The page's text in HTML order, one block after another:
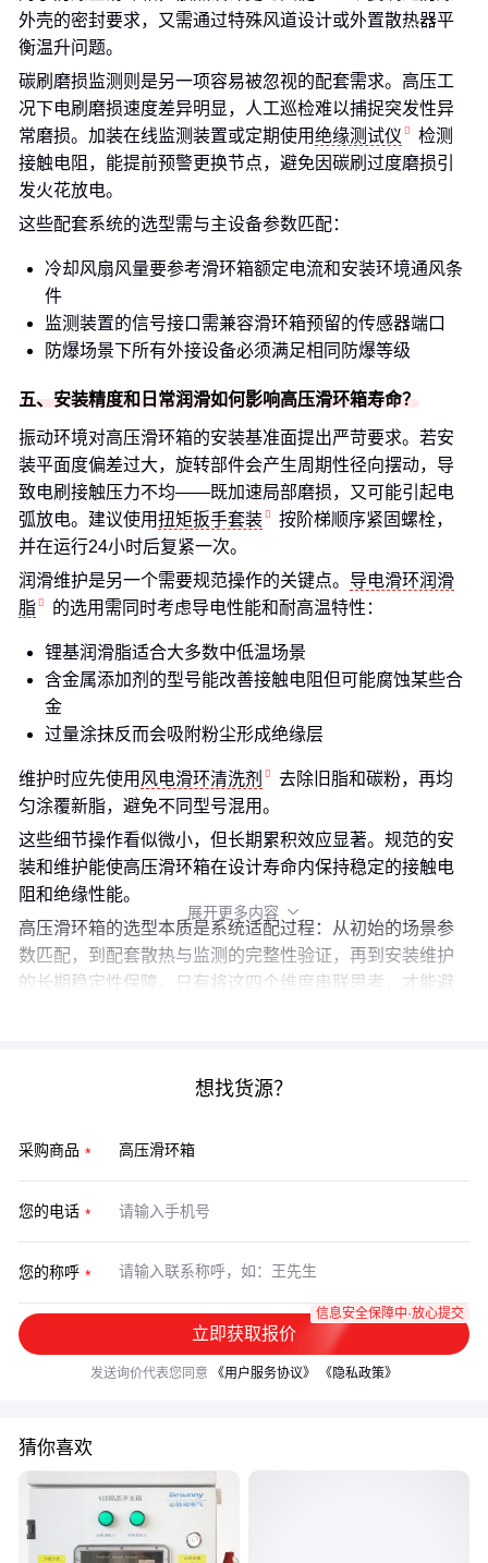
外壳的密封要求，又需通过特殊风道设计或外置散热器平
衡温升问题。
碳刷磨损监测则是另一项容易被忽视的配套需求。高压工
况下电刷磨损速度差异明显，人工巡检难以捕捉突发性异
常磨损。加装在线监测装置或定期使用绝缘测试仪
检测
接触电阻，能提前预警更换节点，避免因碳刷过度磨损引
发火花放电。
这些配套系统的选型需与主设备参数匹配：
冷却风扇风量要参考滑环箱额定电流和安装环境通风条
件
监测装置的信号接口需兼容滑环箱预留的传感器端口
防爆场景下所有外接设备必须满足相同防爆等级
五、安装精度和日常润滑如何影响高压滑环箱寿命？
振动环境对高压滑环箱的安装基准面提出严苛要求。若安
装平面度偏差过大，旋转部件会产生周期性径向摆动，导
致电刷接触压力不均——既加速局部磨损，又可能引起电
弧放电。建议使用扭矩扳手套装
按阶梯顺序紧固螺栓，
并在运行24小时后复紧一次。
润滑维护是另一个需要规范操作的关键点。 导电滑环润滑
脂
的选用需同时考虑导电性能和耐高温特性：
锂基润滑脂适合大多数中低温场景
含金属添加剂的型号能改善接触电阻但可能腐蚀某些合
金
过量涂抹反而会吸附粉尘形成绝缘层
维护时应先使用 风电滑环清洗剂
去除旧脂和碳粉，再均
匀涂覆新脂，避免不同型号混用。
这些细节操作看似微小，但长期累积效应显著。规范的安
装和维护能使高压滑环箱在设计寿命内保持稳定的接触电
阻和绝缘性能。
高压滑环箱的选型本质是系统适配过程：从初始的场景参
数匹配，到配套散热与监测的完整性验证，再到安装维护
的长期稳定性保障。只有将这四个维度串联思考，才能避
展开更多内容 
想找货源？
采购商品
您的电话
您的称呼
立即获取报价
信息安全保障中·放心提交
发送询价代表您同意 《用户服务协议》 《隐私政策》
猜你喜欢